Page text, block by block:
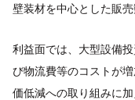
壁装材を中心とした販
利益面では、大型設備
び物流費等のコストが
価低減への取り組みに